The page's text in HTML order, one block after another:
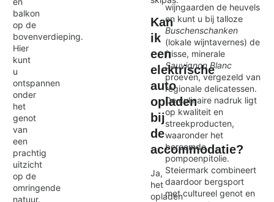
balkon
op de
bovenverdieping.
Hier
kunt
u
ontspannen
onder
het
genot
van
een
prachtig
uitzicht
op de
omringende
natuur.
Kan
ik
een
elektrische
auto
opladen
bij
de
accommodatie?
Ja,
het
opladen
wijngaarden de heuvels
en kunt u bij talloze
Buschenschanken
(lokale wijntavernes) de
frisse, minerale
Sauvignon Blanc
proeven, vergezeld van
regionale delicatessen.
De culinaire nadruk ligt
op kwaliteit en
streekproducten,
waaronder het
beroemde
pompoenpitolie.
Steiermark combineert
daardoor bergsport
met cultureel genot en